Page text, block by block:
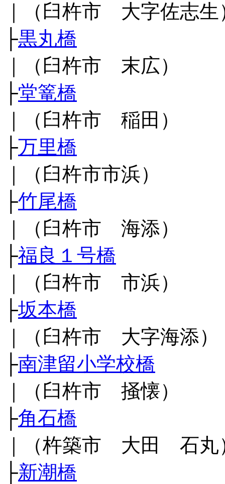
｜（臼杵市 大字佐志生
├黒丸橋
｜（臼杵市 末広）
├堂篭橋
｜（臼杵市 稲田）
├万里橋
｜（臼杵市市浜）
├竹尾橋
｜（臼杵市 海添）
├福良１号橋
｜（臼杵市 市浜）
├坂本橋
｜（臼杵市 大字海添）
├南津留小学校橋
｜（臼杵市 掻懐）
├角石橋
｜（杵築市 大田 石丸
├新潮橋